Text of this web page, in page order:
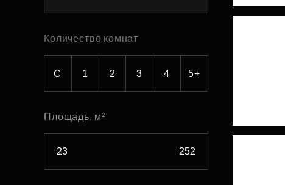
Рефинансирование
Количество комнат
С 1 2 3 4 5+
Площадь, м²